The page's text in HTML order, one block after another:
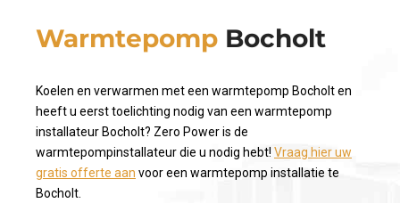
Warmtepomp Bocholt
Koelen en verwarmen met een warmtepomp Bocholt en
heeft u eerst toelichting nodig van een warmtepomp
installateur Bocholt? Zero Power is de
warmtepompinstallateur die u nodig hebt! Vraag hier uw
gratis offerte aan voor een warmtepomp installatie te
Bocholt.